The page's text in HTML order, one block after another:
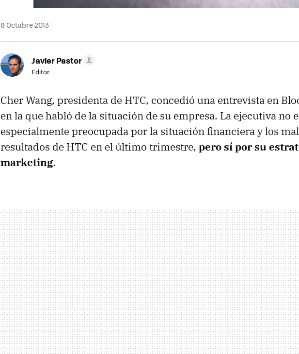
8 Octubre 2013
Javier Pastor
Editor
Cher Wang, presidenta de HTC, concedió una entrevista en
en la que habló de la situación de su empresa. La ejecutiva no
especialmente preocupada por la situación financiera y los
resultados de HTC en el último trimestre, pero sí por su
marketing.